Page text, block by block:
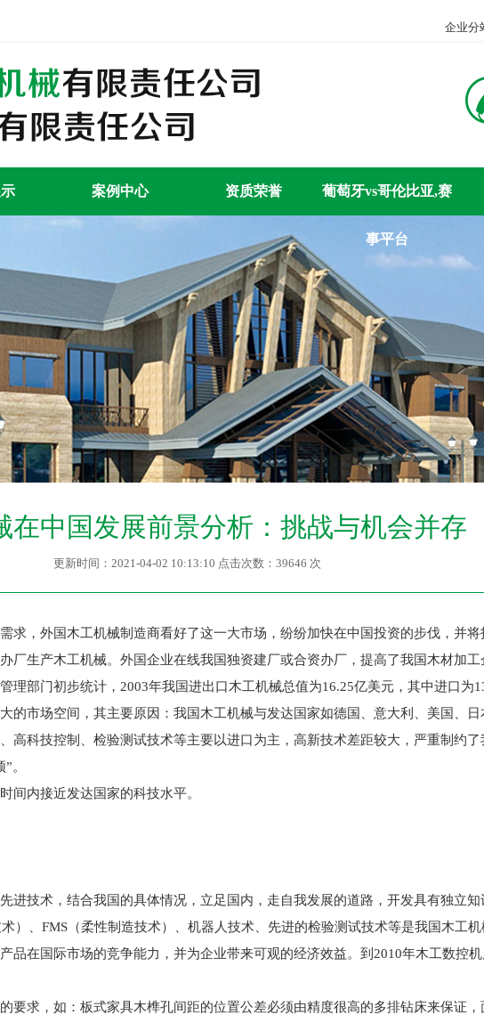
企业分
案例中心 资质荣誉 葡萄牙vs哥伦比亚,赛
事平台
在中国发展前景分析：挑战与机会并存
更新时间：2021-04-02 10:13:10 点击次数：39646 次
，外国木工机械制造商看好了这一大市场，纷纷加快在中国投资的步伐，并将
厂生产木工机械。外国企业在线我国独资建厂或合资办厂，提高了我国木材加
部门初步统计，2003年我国进出口木工机械总值为16.25亿美元，其中进口为
市场空间，其主要原因：我国木工机械与发达国家如德国、意大利、美国、日
高科技控制、检验测试技术等主要以进口为主，高新技术差距较大，严重制约
。
内接近发达国家的科技水平。
技术，结合我国的具体情况，立足国内，走自我发展的道路，开发具有独立知
）、FMS（柔性制造技术）、机器人技术、先进的检验测试技术等是我国木工
品在国际市场的竞争能力，并为企业带来可观的经济效益。到2010年木工数控机
求，如：板式家具木榫孔间距的位置公差必须由精度很高的多排钻床来保证，